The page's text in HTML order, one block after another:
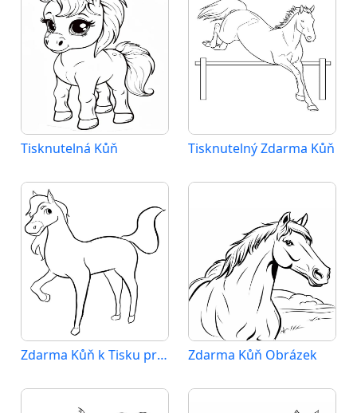
Tisknutelná Kůň Tisknutelný Zdarma Kůň
Zdarma Kůň k Tisku pro Děti Zdarma Kůň Obrázek